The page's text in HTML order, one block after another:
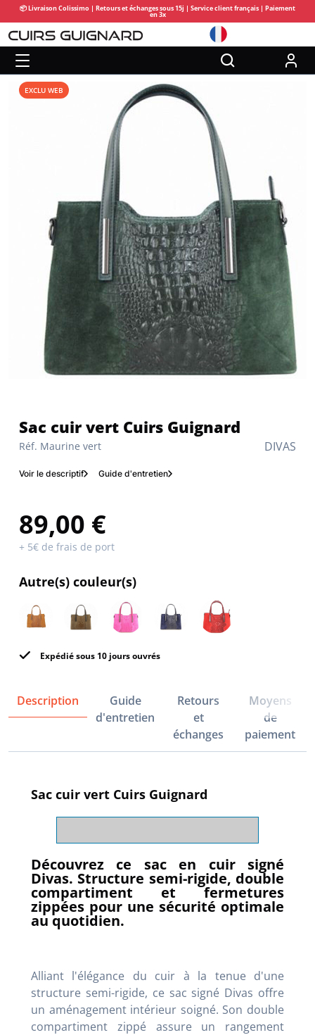
📦 Livraison Colissimo | Retours et échanges sous 15j | Service client français | Paiement
en 3x
DIVAS
Réf. Maurine vert
Sac cuir vert Cuirs Guignard
Voir le descriptif Guide d'entretien
89,00 €
+ 5€ de frais de port
Autre(s) couleur(s)
Expédié sous 10 jours ouvrés
EXCLU WEB
Description
Guide
d'entretien
Retours
et
échanges
Moyens
de
paiement
Sac cuir vert Cuirs Guignard
Découvrez ce sac en cuir signé
Divas. Structure semi-rigide, double
compartiment et fermetures
zippées pour une sécurité optimale
au quotidien.
Alliant l'élégance du cuir à la tenue d'une
structure semi-rigide, ce sac signé Divas offre
un aménagement intérieur soigné. Son double
compartiment zippé assure un rangement